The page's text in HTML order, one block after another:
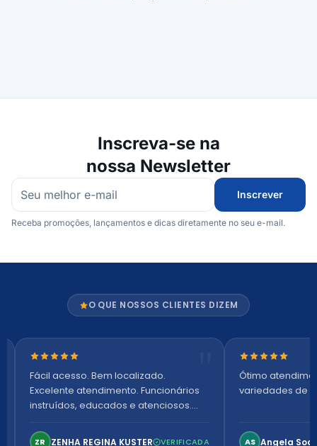
Inscreva-se na
nossa Newsletter
Inscrever
Receba promoções, lançamentos e dicas diretamente no seu e-mail.
O QUE NOSSOS CLIENTES DIZEM
Nota 5 de 5 estrelas
Fácil acesso. Bem localizado.
Excelente atendimento. Funcionários
instruídos, educados e atenciosos.
confortável. Perfeito!
ZR ZENHA REGINA KUSTER VERIFICADA
Nota 5 de 5
Ótimo
variedades de
AS Angela